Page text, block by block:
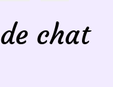
chat